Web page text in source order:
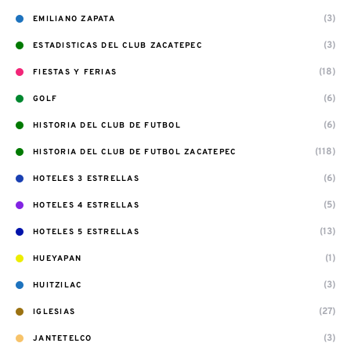
EMILIANO ZAPATA (3)
ESTADISTICAS DEL CLUB ZACATEPEC (3)
FIESTAS Y FERIAS (18)
GOLF (6)
HISTORIA DEL CLUB DE FUTBOL (6)
HISTORIA DEL CLUB DE FUTBOL ZACATEPEC (118)
HOTELES 3 ESTRELLAS (6)
HOTELES 4 ESTRELLAS (5)
HOTELES 5 ESTRELLAS (13)
HUEYAPAN (1)
HUITZILAC (3)
IGLESIAS (27)
JANTETELCO (3)